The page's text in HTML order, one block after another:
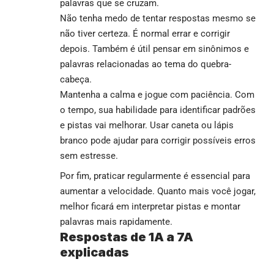
palavras que se cruzam.
Não tenha medo de tentar respostas mesmo se
não tiver certeza. É normal errar e corrigir
depois. Também é útil pensar em sinônimos e
palavras relacionadas ao tema do quebra-
cabeça.
Mantenha a calma e jogue com paciência. Com
o tempo, sua habilidade para identificar padrões
e pistas vai melhorar. Usar caneta ou lápis
branco pode ajudar para corrigir possíveis erros
sem estresse.
Por fim, praticar regularmente é essencial para
aumentar a velocidade. Quanto mais você jogar,
melhor ficará em interpretar pistas e montar
palavras mais rapidamente.
Respostas de 1A a 7A
explicadas